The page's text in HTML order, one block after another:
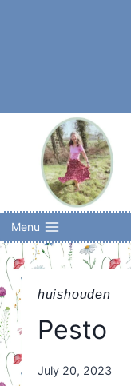
Menu
huishouden
Pesto
By
July 20, 2023